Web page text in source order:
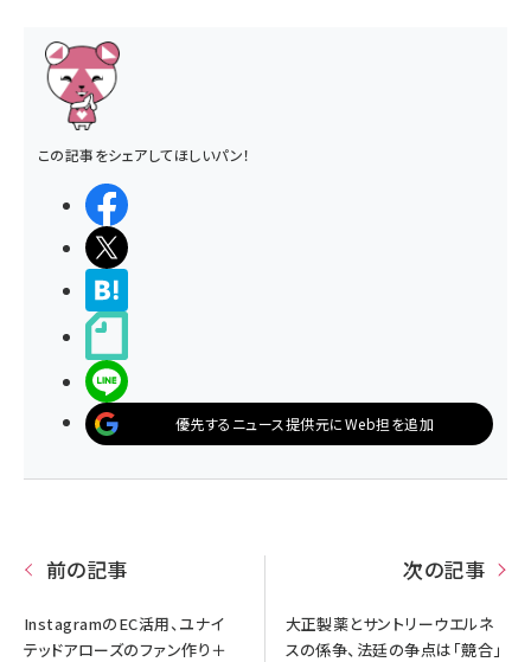
この記事をシェアしてほしいパン！
優先するニュース提供元にWeb担を追加
前の記事
InstagramのEC活用、ユナイ
テッドアローズのファン作り＋
次の記事
大正製薬とサントリーウエルネ
スの係争、法廷の争点は「競合」